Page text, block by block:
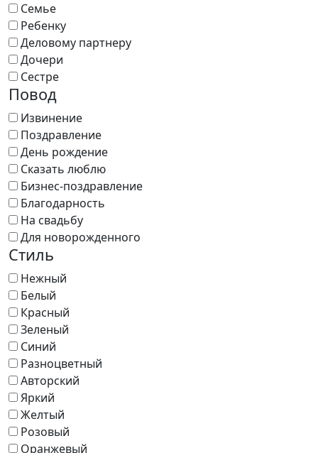
Семье
Ребенку
Деловому партнеру
Дочери
Сестре
Повод
Извинение
Поздравление
День рождение
Сказать люблю
Бизнес-поздравление
Благодарность
На свадьбу
Для новорожденного
Стиль
Нежный
Белый
Красный
Зеленый
Синий
Разноцветный
Авторский
Яркий
Желтый
Розовый
Оранжевый